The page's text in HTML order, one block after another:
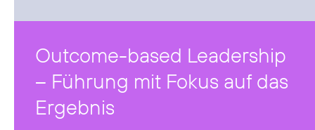
Outcome-based Leadership
– Führung mit Fokus auf das
Ergebnis